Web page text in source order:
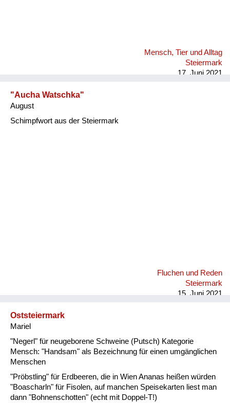
Mensch, Tier und Alltag
Steiermark
17. Juni 2021
"Aucha Watschka"
August
Schimpfwort aus der Steiermark
Fluchen und Reden
Steiermark
15. Juni 2021
Oststeiermark
Mariel
"Negerl" für neugeborene Schweine (Putsch) Kategorie
Mensch: "Handsam" als Bezeichnung für einen umgänglichen
Menschen
"Pröbstling" für Erdbeeren, die in Wien Ananas heißen würden
"Boascharln" für Fisolen, auf manchen Speisekarten liest man
dann "Bohnenschotten" (echt mit Doppel-T!)